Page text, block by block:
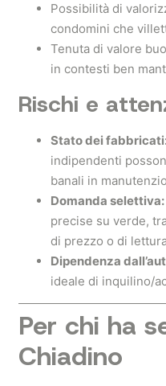
Possibilità di
condomini che
Tenuta di valore
in contesti ben
Rischi e
Stato dei
indipendenti
banali in
Domanda selettiva:
precise su verde,
di prezzo o di
Dipendenza
ideale di inquilino/
Per chi ha
Chiadino